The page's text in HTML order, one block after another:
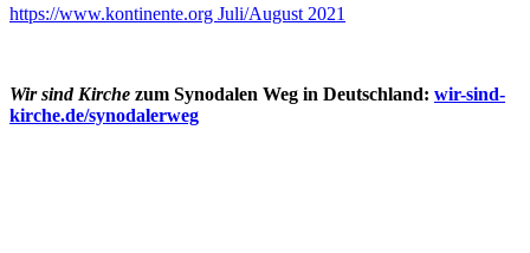
https://www.kontinente.org Juli/August 2021
Wir sind Kirche zum Synodalen Weg in Deutschland: wir-sind-
kirche.de/synodalerweg